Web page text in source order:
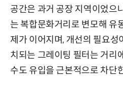
공간은 과거 공장 지역이었으
는 복합문화거리로 변모해 유
제가 이어지며, 개선의 필요성
치되는 그레이팅 필터는 거리
수도 유입을 근본적으로 차단